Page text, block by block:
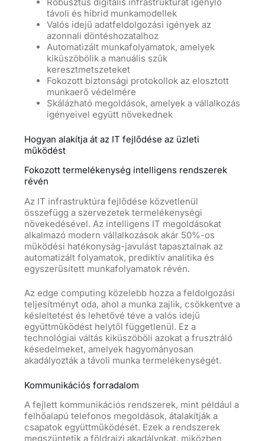
távoli és hibrid munkamodellek
Valós idejű adatfeldolgozási igények az
azonnali döntéshozatalhoz
Automatizált munkafolyamatok, amelyek
kiküszöbölik a manuális szűk
keresztmetszeteket
Fokozott biztonsági protokollok az elosztott
munkaerő védelmére
Skálázható megoldások, amelyek a vállalkozás
igényeivel együtt növekednek
Hogyan alakítja át az IT fejlődése az üzleti
működést
Fokozott termelékenység intelligens rendszerek
révén
Az IT infrastruktúra fejlődése közvetlenül
összefügg a szervezetek termelékenységi
növekedésével. Az intelligens IT megoldásokat
alkalmazó modern vállalkozások akár 50%-os
működési hatékonyság-javulást tapasztalnak az
automatizált folyamatok, prediktív analitika és
egyszerűsített munkafolyamatok révén.
Az edge computing közelebb hozza a feldolgozási
teljesítményt oda, ahol a munka zajlik, csökkentve a
késleltetést és lehetővé téve a valós idejű
együttműködést helytől függetlenül. Ez a
technológiai váltás kiküszöböli azokat a frusztráló
késedelmeket, amelyek hagyományosan
akadályozták a távoli munka termelékenységét.
Kommunikációs forradalom
A fejlett kommunikációs rendszerek, mint például a
felhőalapú telefonos megoldások, átalakítják a
csapatok együttműködését. Ezek a rendszerek
megszüntetik a földrajzi akadályokat, miközben